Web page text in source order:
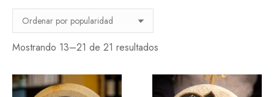
Mostrando 13–21 de 21 resultados
popularidad